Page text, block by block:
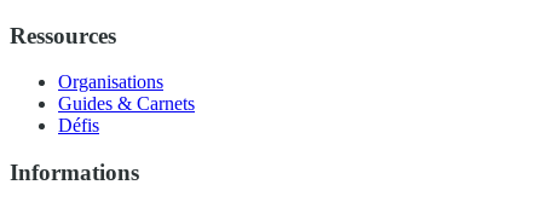
Ressources
Organisations
Guides & Carnets
Défis
Informations